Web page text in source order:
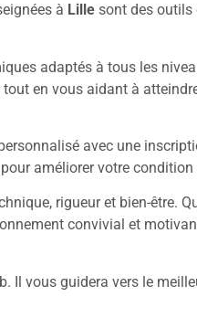
à Lille sont des outils
adaptés à tous les
en vous aidant à
avec une
pour améliorer votre condition
rigueur et bien-être.
convivial et
Il vous guidera vers le